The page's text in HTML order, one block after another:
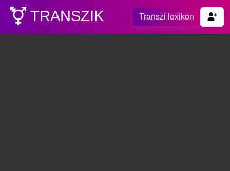
TRANSZIK Transzi lexikon